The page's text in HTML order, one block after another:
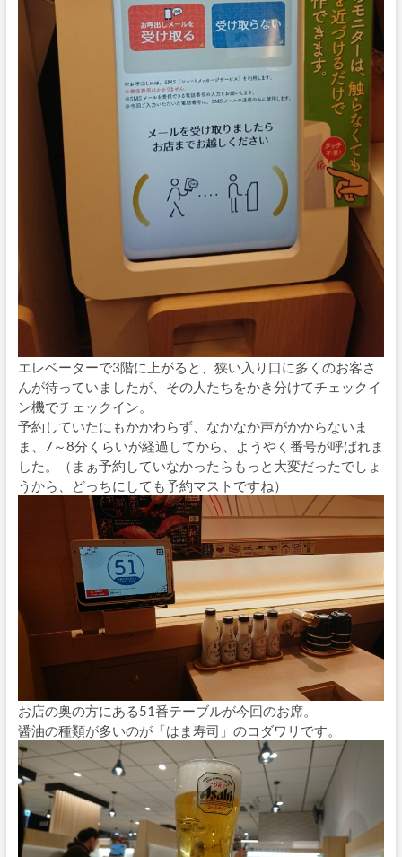
エレベーターで3階に上がると、狭い入り口に多くのお客さ
んが待っていましたが、その人たちをかき分けてチェックイ
ン機でチェックイン。
予約していたにもかかわらず、なかなか声がかからないま
ま、7～8分くらいが経過してから、ようやく番号が呼ばれま
した。（まぁ予約していなかったらもっと大変だったでしょ
うから、どっちにしても予約マストですね）
お店の奥の方にある51番テーブルが今回のお席。
醤油の種類が多いのが「はま寿司」のコダワリです。